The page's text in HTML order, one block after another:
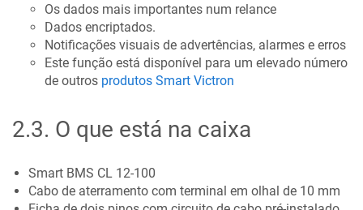
Os dados mais importantes num relance
Dados encriptados.
Notificações visuais de advertências, alarmes e erros
Este função está disponível para um elevado número
de outros produtos Smart Victron
2.3. O que está na caixa
Smart BMS CL 12-100
Cabo de aterramento com terminal em olhal de 10 mm